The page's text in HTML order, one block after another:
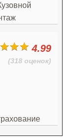
4.99
(318 оценок)